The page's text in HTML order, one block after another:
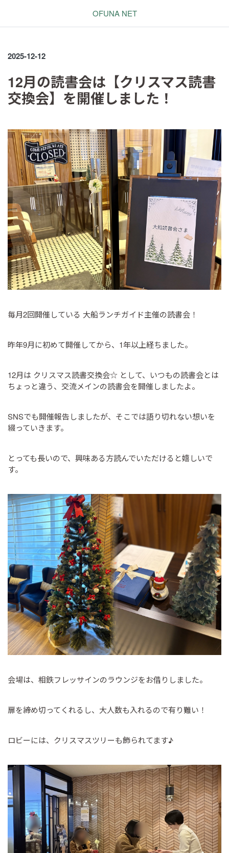
OFUNA NET
2025-12-12
12月の読書会は【クリスマス読書
交換会】を開催しました！
毎月2回開催している 大船ランチガイド主催の読書会！
昨年9月に初めて開催してから、1年以上経ちました。
12月は クリスマス読書交換会☆ として、いつもの読書会とは
ちょっと違う、交流メインの読書会を開催しましたよ。
SNSでも開催報告しましたが、そこでは語り切れない想いを
綴っていきます。
とっても長いので、興味ある方読んでいただけると嬉しいで
す。
会場は、相鉄フレッサインのラウンジをお借りしました。
扉を締め切ってくれるし、大人数も入れるので有り難い！
ロビーには、クリスマスツリーも飾られてます♪